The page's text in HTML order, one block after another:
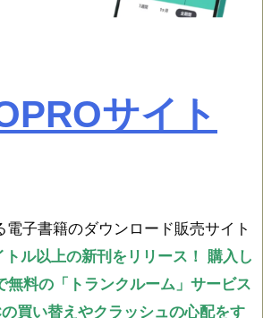
サイト
子書籍のダウンロード販売サイト
ル以上の新刊をリリース！
購入し
無料の「トランクルーム」サービス
の買い替えやクラッシュの心配をす